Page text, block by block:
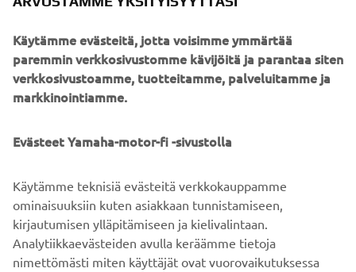
Refined Dynamism as its design philosophy in 2013, and is
putting energy into developing products that realize the
unique style of Yamaha. Based on this philosophy, Yamaha
Motor has announced three design concepts to date: The
assisted wheelchair, also in 2014, and in 2015 the 03GEN,
finishing for the TRICITY.
Yamaha Motor will continue exhibiting and advancing our
GEN design concept whenever the opportunity arises.
Käytämme evästeitä, jotta voisimme ymmärtää
paremmin verkkosivustomme kävijöitä ja parantaa siten
verkkosivustoamme, tuotteitamme, palveluitamme ja
markkinointiamme.
Evästeet Yamaha-motor-fi -sivustolla
Käytämme teknisiä evästeitä verkkokauppamme
ominaisuuksiin kuten asiakkaan tunnistamiseen,
kirjautumisen ylläpitämiseen ja kielivalintaan.
Analytiikkaevästeiden avulla keräämme tietoja
nimettömästi miten käyttäjät ovat vuorovaikutuksessa